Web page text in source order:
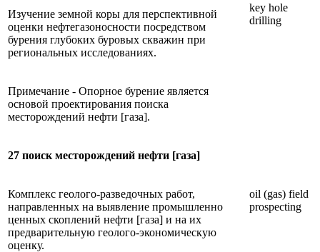
key hole
drilling
Изучение земной коры для перспективной
оценки нефтегазоносности посредством
бурения глубоких буровых скважин при
региональных исследованиях.
Примечание - Опорное бурение является
основой проектирования поиска
месторождений нефти [газа].
27 поиск месторождений нефти [газа]
oil (gas) field
prospecting
Комплекс геолого-разведочных работ,
направленных на выявление промышленно
ценных скоплений нефти [газа] и на их
предварительную геолого-экономическую
оценку.